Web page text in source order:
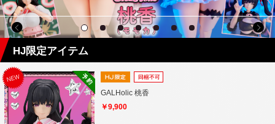
HJ限定アイテム
GALHolic 桃香
￥9,900